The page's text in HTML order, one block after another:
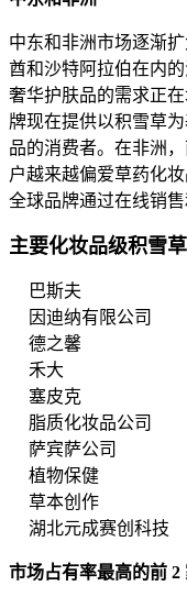
中东和非洲市场逐渐
酋和沙特阿拉伯在内
奢华护肤品的需求正
牌现在提供以积雪草
品的消费者。在非洲
户越来越偏爱草药化
全球品牌通过在线销
主要化妆品级积雪
巴斯夫
因迪纳有限公司
德之馨
禾大
塞皮克
脂质化妆品公司
萨宾萨公司
植物保健
草本创作
湖北元成赛创科技
市场占有率最高的前 2